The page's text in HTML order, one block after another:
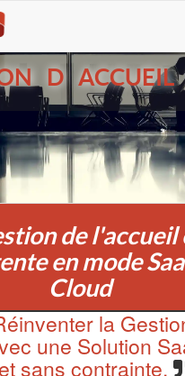
D ACCUEIL
de l'accueil
en mode
Cloud
la
une Solution
sans contrainte.